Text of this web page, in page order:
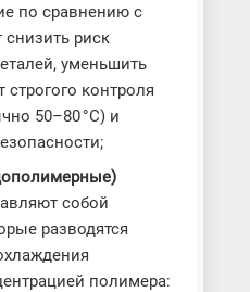
по сравнению с
риск
уменьшить
строгого контроля
50–80 °C) и
собой
разводятся
полимера: